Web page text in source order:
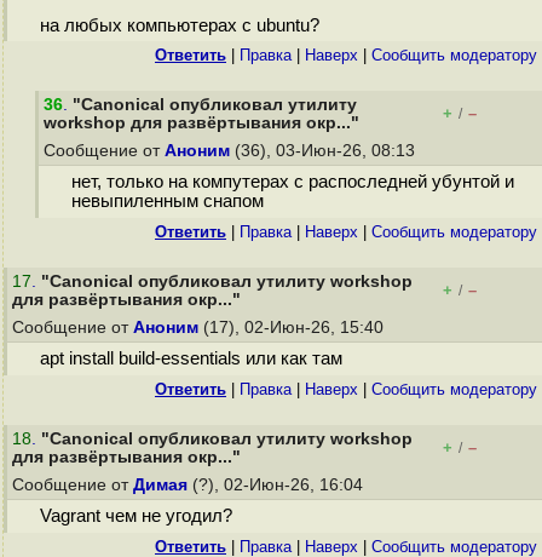
на любых компьютерах с ubuntu?
Ответить Правка| Наверх Cообщить модератору
36. "Canonical опубликовал утилиту
workshop для развёртывания окр..."
+ / –
Сообщение от Аноним (36), 03-Июн-26, 08:13
нет, только на компутерах с распоследней убунтой и
невыпиленным снапом
Ответить Правка| Наверх Cообщить модератору
17. "Canonical опубликовал утилиту workshop
для развёртывания окр..."
+ / –
Сообщение от Аноним (17), 02-Июн-26, 15:40
apt install build-essentials или как там
Ответить Правка| Наверх Cообщить модератору
18. "Canonical опубликовал утилиту workshop
для развёртывания окр..."
+ / –
Сообщение от Димая (?), 02-Июн-26, 16:04
Vagrant чем не угодил?
Ответить Правка| Наверх Cообщить модератору